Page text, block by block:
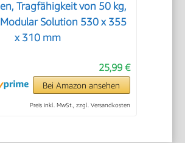
Tragfähigkeit von 50 kg,
Solution 530 x 355
x 310 mm
25,99 €
Bei Amazon ansehen
Preis inkl. MwSt., zzgl. Versandkosten